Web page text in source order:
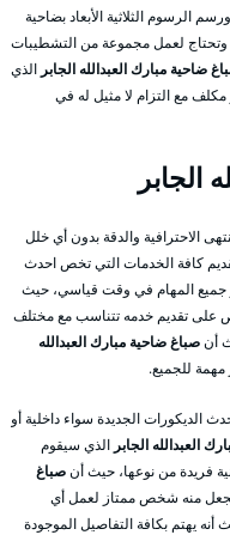
الرسوم الثلاثية الأبعاد بضاحية
وتحتاج لعمل مجموعة من التشطيبات
ضاحية مبارك العبدالله الجابر الذي
مع التزام لا مثيل له في
الجابر
الاحترافية والدقة بدون أي خلل
كافة الخدمات التي تخص احدث
جميع المهام في وقت قياسي، حيث
على تقديم خدمه تتناسب مع مختلف
أنصباغ ضاحية مبارك العبدالله
مهمة للجميع.
الديكورات الجديدة سواء داخلية أو
العبدالله الجابر الذي سيقوم
فريدة من نوعها، حيث أنصباغ
منه شخص ممتاز لعمل أي
يهتم بكافة التفاصيل الموجودة